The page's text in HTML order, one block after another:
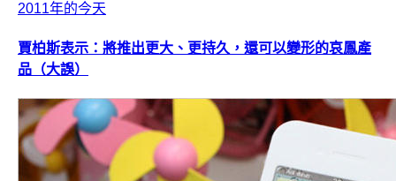
2011年的今天
賈柏斯表示：將推出更大、更持久，還可以變形的哀鳳產
品（大誤）